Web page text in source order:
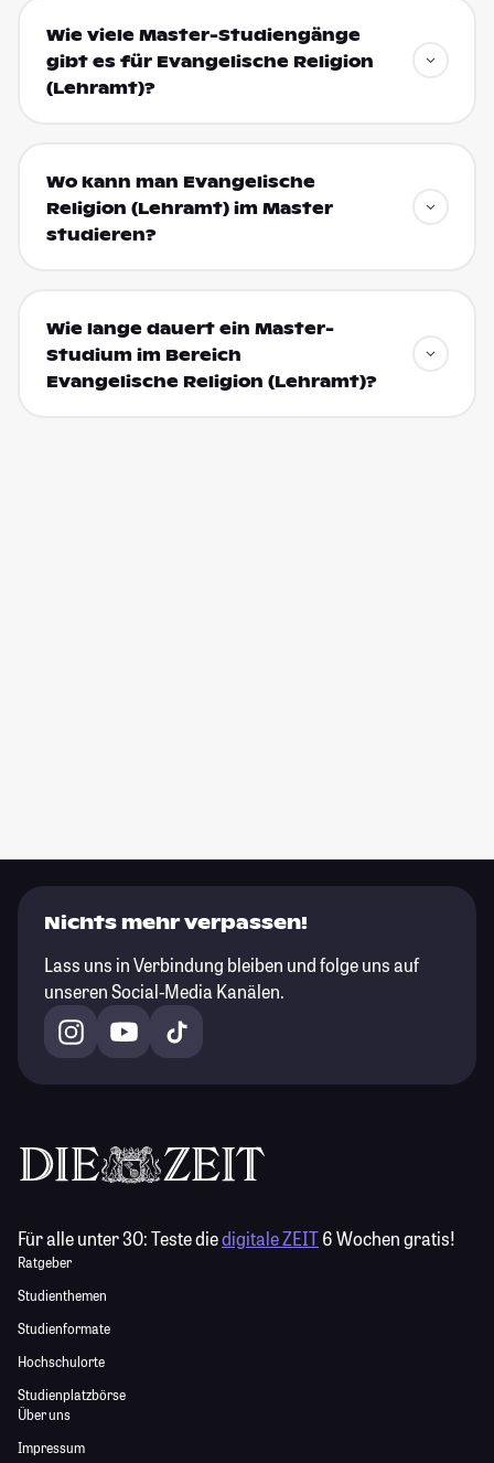
Wie viele Master-Studiengänge
gibt es für Evangelische Religion
(Lehramt)?
Wo kann man Evangelische
Religion (Lehramt) im Master
studieren?
Wie lange dauert ein Master-
Studium im Bereich
Evangelische Religion (Lehramt)?
Nichts mehr verpassen!
Lass uns in Verbindung bleiben und folge uns auf
unseren Social-Media Kanälen.
Für alle unter 30:Teste diedigitale ZEIT6 Wochen gratis!
Ratgeber
Studienthemen
Studienformate
Hochschulorte
Studienplatzbörse
Über uns
Impressum